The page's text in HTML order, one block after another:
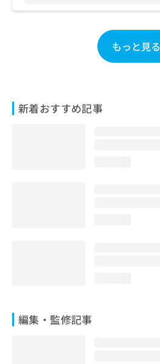
もっと見る
新着おすすめ記事
編集・監修記事
お
ち
ら